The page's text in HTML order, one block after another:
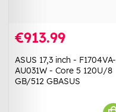
€913.99
ASUS 17,3 inch - F1704VA-
AU031W - Core 5 120U/8
GB/512 GBASUS